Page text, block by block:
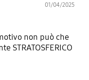
01/04/2025
non può che
STRATOSFERICO